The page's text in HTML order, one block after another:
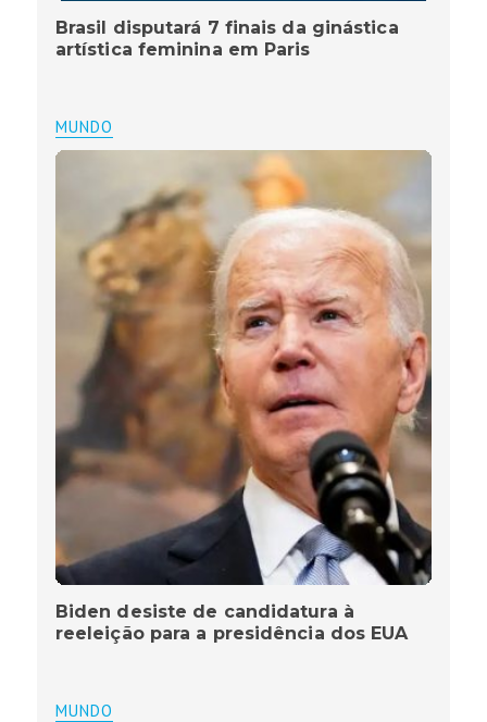
Brasil disputará 7 finais da ginástica
artística feminina em Paris
MUNDO
Biden desiste de candidatura à
reeleição para a presidência dos EUA
MUNDO